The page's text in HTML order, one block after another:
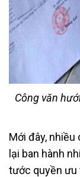
Công văn
Mới đây,
lại ban hành
tước quyền ưu